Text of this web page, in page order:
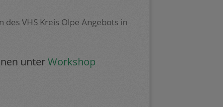
VHS Kreis Olpe Angebots in
unterWorkshop